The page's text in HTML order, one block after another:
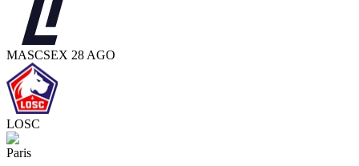
MASCSEX 28 AGO
LOSC
Paris